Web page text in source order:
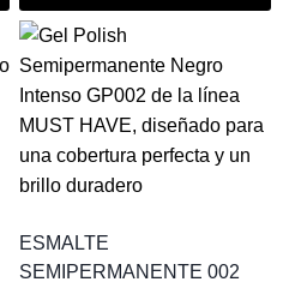
ESMALTE
SEMIPERMANENTE 002